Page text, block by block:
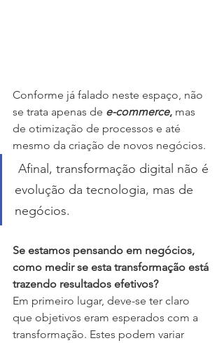
Conforme já falado neste espaço, não
se trata apenas de e-commerce, mas
de otimização de processos e até
mesmo da criação de novos negócios.
evolução da tecnologia, mas de
negócios.
Se estamos pensando em negócios,
como medir se esta transformação está
trazendo resultados efetivos?
Em primeiro lugar, deve-se ter claro
que objetivos eram esperados com a
transformação. Estes podem variar